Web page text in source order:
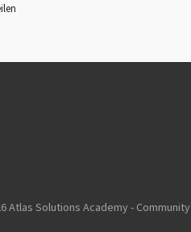
Atlas Solutions Academy -